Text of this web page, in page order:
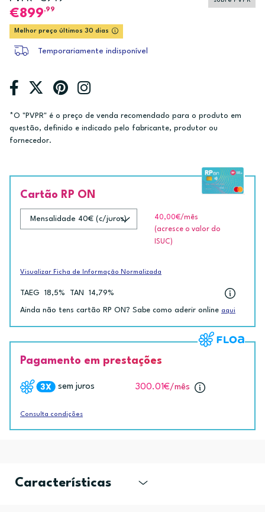
899,99
Melhor preço últimos 30 dias
Temporariamente indisponível
*O "PVPR" é o preço de venda recomendado para o produto em
questão, definido e indicado pelo fabricante, produtor ou
fornecedor.
Cartão RP ON
40,00€/mês
(acresce o valor do
ISUC)
Visualizar Ficha de Informação Normalizada
TAEG 18,5% TAN 14,79%
Ainda não tens cartão RP ON? Sabe como aderir online aqui
Pagamento em prestações
sem juros 300.01€/mês
Consulta condições
Características